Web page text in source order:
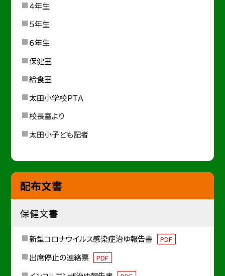
４年生
５年生
６年生
保健室
給食室
太田小学校ＰＴＡ
校長室より
太田小子ども記者
配布文書
保健文書
新型コロナウイルス感染症治ゆ報告書 PDF
出席停止の連絡票 PDF